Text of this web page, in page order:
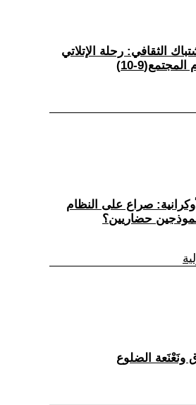
الثقافي: رحلة الإتلاتي
10)
صراع على النظام
حضاريين؟